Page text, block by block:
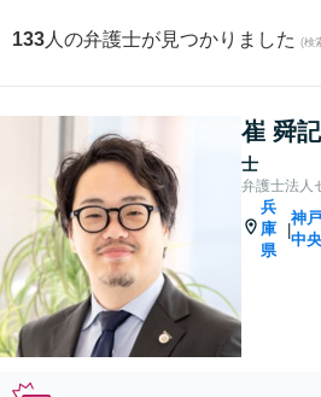
133 人の弁護士が見つかりました (検
崔 舜記
士
弁護士法人
兵
庫
県
|
神
中